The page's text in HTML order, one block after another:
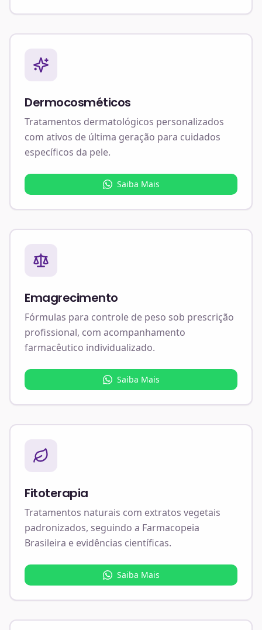
Dermocosméticos
Tratamentos dermatológicos personalizados
com ativos de última geração para cuidados
específicos da pele.
Saiba Mais
Emagrecimento
Fórmulas para controle de peso sob prescrição
profissional, com acompanhamento
farmacêutico individualizado.
Saiba Mais
Fitoterapia
Tratamentos naturais com extratos vegetais
padronizados, seguindo a Farmacopeia
Brasileira e evidências científicas.
Saiba Mais